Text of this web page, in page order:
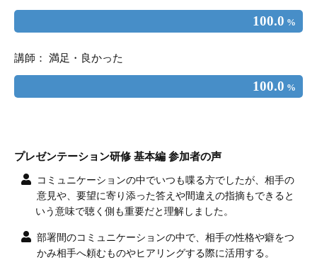
100.0 %
講師： 満足・良かった
100.0 %
プレゼンテーション研修 基本編 参加者の声
コミュニケーションの中でいつも喋る方でしたが、相手の
意見や、要望に寄り添った答えや間違えの指摘もできると
いう意味で聴く側も重要だと理解しました。
部署間のコミュニケーションの中で、相手の性格や癖をつ
かみ相手へ頼むものやヒアリングする際に活用する。